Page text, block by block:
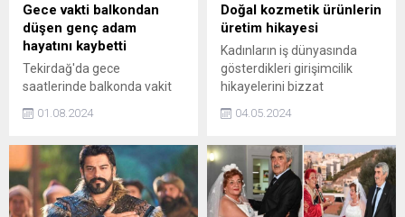
Gece vakti balkondan
düşen genç adam
hayatını kaybetti
Tekirdağ'da gece
saatlerinde balkonda vakit
Çapın, aşağı düşerek
01.08.2024
Doğal kozmetik ürünlerin
üretim hikayesi
Kadınların iş dünyasında
gösterdikleri girişimcilik
hikayelerini bizzat
Girişimci Kadınlar, bu hafta
ürünlerle kozmetik ürünler
üreten başarılı bir kadın
girişimcinin hikayesini
dinliyor.
04.05.2024